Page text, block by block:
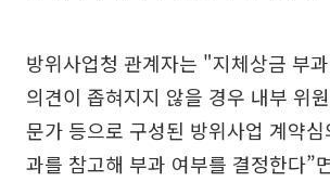
방위사업청 관계자는 "지체상금 부
의견이 좁혀지지 않을 경우 내부 위
문가 등으로 구성된 방위사업 계약
과를 참고해 부과 여부를 결정한다”